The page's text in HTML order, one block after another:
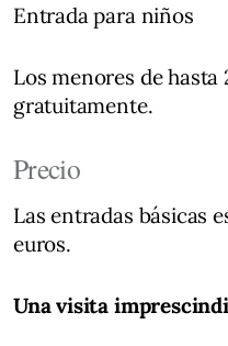
Entrada para niños
Los menores de hasta
gratuitamente.
Precio
Las entradas básicas
euros.
Una visita